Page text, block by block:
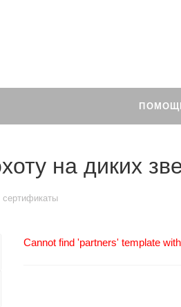
на диких
сертификаты
Cannot find 'partners' template